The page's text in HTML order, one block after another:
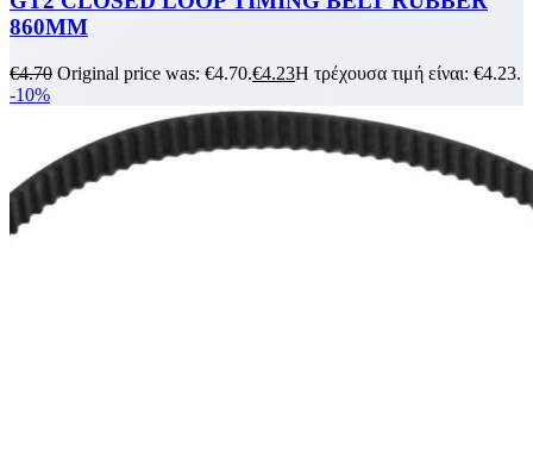
860MM
€4.70 Original price was: €4.70.€4.23Η τρέχουσα τιμή είναι: €4.23.
-10%